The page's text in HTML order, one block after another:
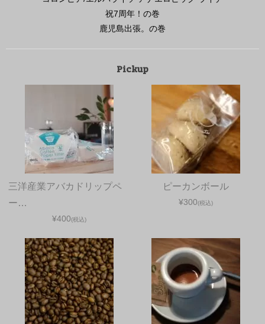
祝7周年！の巻
鹿児島出張。の巻
Pickup
三洋産業アバカドリップペ
ー…
¥400(税込)
ピーカンボール
¥300(税込)